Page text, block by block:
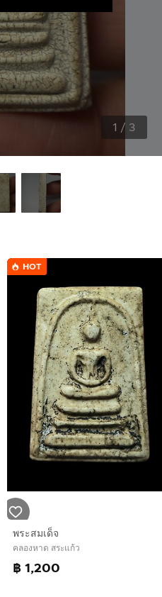
1 / 3
HOT
พระสมเด็จ
คลองหาด สระแก้ว
฿ 1,200